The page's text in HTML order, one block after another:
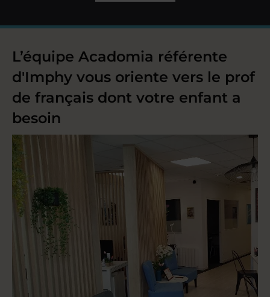
L’équipe Acadomia référente
d'Imphy vous oriente vers le prof
de français dont votre enfant a
besoin